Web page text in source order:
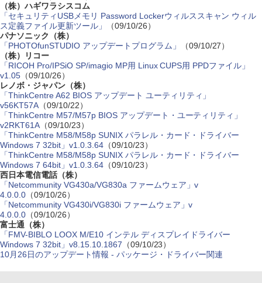
（株）ハギワラシスコム
「セキュリティUSBメモリ Password Lockerウィルススキャン ウィル
ス定義ファイル更新ツール」
（09/10/26）
パナソニック（株）
「PHOTOfunSTUDIO アップデートプログラム」
（09/10/27）
（株）リコー
「RICOH Pro/IPSiO SP/imagio MP用 Linux CUPS用 PPDファイル」
v1.05（09/10/26）
レノボ・ジャパン（株）
「ThinkCentre A62 BIOS アップデート ユーティリティ」
v56KT57A（09/10/22）
「ThinkCentre M57/M57p BIOS アップデート・ユーティリティ」
v2RKT61A（09/10/23）
「ThinkCentre M58/M58p SUNIX パラレル・カード・ドライバー
Windows 7 32bit」v1.0.3.64（09/10/23）
「ThinkCentre M58/M58p SUNIX パラレル・カード・ドライバー
Windows 7 64bit」v1.0.3.64（09/10/23）
西日本電信電話（株）
「Netcommunity VG430a/VG830a ファームウェア」v
4.0.0.0（09/10/26）
「Netcommunity VG430i/VG830i ファームウェア」v
4.0.0.0（09/10/26）
富士通（株）
「FMV-BIBLO LOOX M/E10 インテル ディスプレイドライバー
Windows 7 32bit」v8.15.10.1867 （09/10/23）
10月26日のアップデート情報 - パッケージ・ドライバー関連